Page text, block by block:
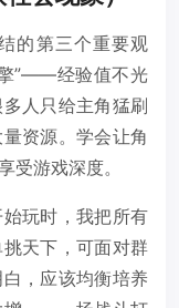
的第三个重要观
”——经验值不光
人只给主角猛刷
资源。学会让角
受游戏深度。
玩时，我把所有
天下，可面对群
，应该均衡培养